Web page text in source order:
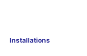
Installations